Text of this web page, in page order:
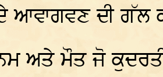
ਦੇ ਆਵਾਗਵਣ ਦੀ ਗੱਲ
ਅਤੇ ਮੌਤ ਜੋ ਕੁਦਰਤੀ